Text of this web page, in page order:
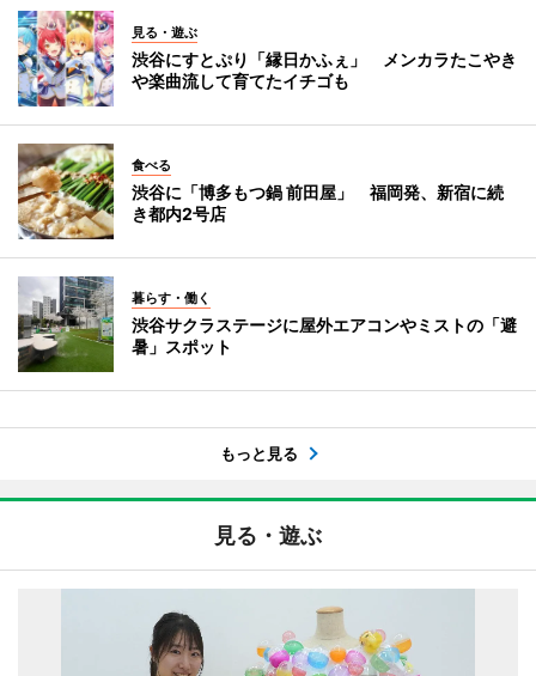
見る・遊ぶ
渋谷にすとぷり「縁日かふぇ」 メンカラたこやき
や楽曲流して育てたイチゴも
食べる
渋谷に「博多もつ鍋 前田屋」 福岡発、新宿に続
き都内2号店
暮らす・働く
渋谷サクラステージに屋外エアコンやミストの「避
暑」スポット
もっと見る
見る・遊ぶ